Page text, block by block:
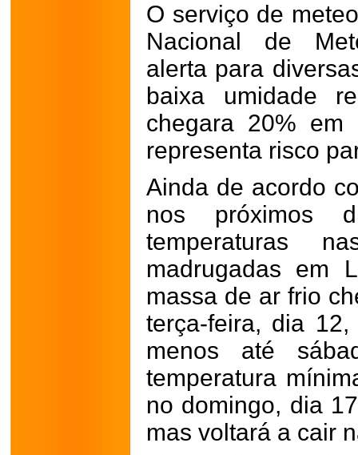
O serviço de
Nacional de
alerta para
baixa umidade
chegara 20% em
representa risco
Ainda de acordo
nos próximos
temperaturas
madrugadas em
massa de ar frio
terça-feira, dia
menos até
temperatura
no domingo, dia
mas voltará a cair